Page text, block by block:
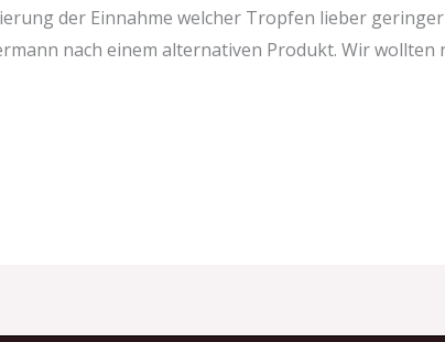
der Einnahme welcher Tropfen lieber
nach einem alternativen Produkt. Wir wollten